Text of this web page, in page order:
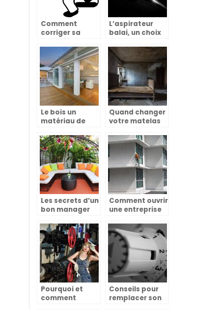
Comment
corriger sa
bureau?
L’aspirateur
balai, un choix
Le bois un
matériau de
très bénéfique
Quand changer
votre matelas
qu’une question
de confort
Les secrets d’un
bon manager
de la
décoration et
de la maison
Comment ouvrir
une entreprise
domicile?
Pourquoi et
comment
Conseils pour
remplacer son